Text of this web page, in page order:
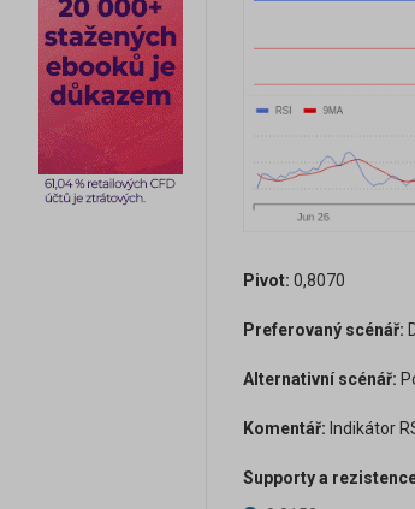
Pivot: 0,8070
Preferovaný scénář:
Alternativní scénář:
Komentář: Indikátor
Supporty a